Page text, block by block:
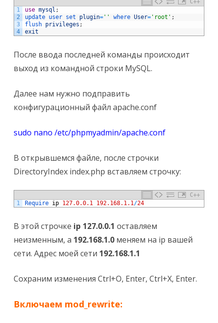
C++
1
2
3
4
use mysql ;
update user set plugin= '' where User= 'root' ;
flush privileges ;
exit
После ввода последней команды происходит
выход из командной строки MySQL.
Далее нам нужно подправить
конфигурационный файл apache.conf
sudo nano /etc/phpmyadmin/apache.conf
В открывшемся файле, после строчки
DirectoryIndex index.php вставляем строчку:
C++
1
Require ip 127.0.0.1 192.168.1.1/24
В этой строчке ip 127.0.0.1 оставляем
неизменным, а 192.168.1.0 меняем на ip вашей
сети. Адрес моей сети 192.168.1.1
Сохраним изменения Ctrl+O, Enter, Ctrl+X, Enter.
Включаем mod_rewrite: